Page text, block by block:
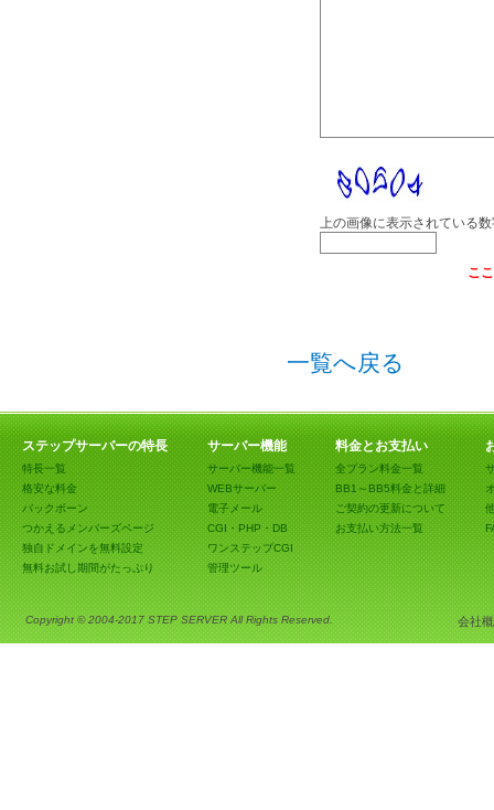
上の画像に表示されている
こ
一覧へ戻る
ステップサーバーの特長
特長一覧
格安な料金
バックボーン
つかえるメンバーズページ
独自ドメインを無料設定
無料お試し期間がたっぷり
サーバー機能
サーバー機能一覧
WEBサーバー
電子メール
CGI・PHP・DB
ワンステップCGI
管理ツール
料金とお支払い
全プラン料金一覧
BB1～BB5料金と詳細
ご契約の更新について
お支払い方法一覧
Copyright © 2004-2017 STEP SERVER All Rights Reserved. 会社